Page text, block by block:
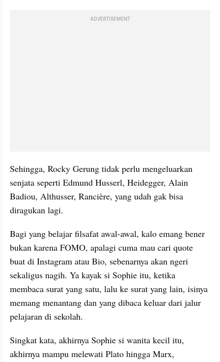
ADVERTISEMENT
Sehingga, Rocky Gerung tidak perlu mengeluarkan
senjata seperti Edmund Husserl, Heidegger, Alain
Badiou, Althusser, Rancière, yang udah gak bisa
diragukan lagi.
Bagi yang belajar filsafat awal-awal, kalo emang bener
bukan karena FOMO, apalagi cuma mau cari quote
buat di Instagram atau Bio, sebenarnya akan ngeri
sekaligus nagih. Ya kayak si Sophie itu, ketika
membaca surat yang satu, lalu ke surat yang lain, isinya
memang menantang dan yang dibaca keluar dari jalur
pelajaran di sekolah.
Singkat kata, akhirnya Sophie si wanita kecil itu,
akhirnya mampu melewati Plato hingga Marx,